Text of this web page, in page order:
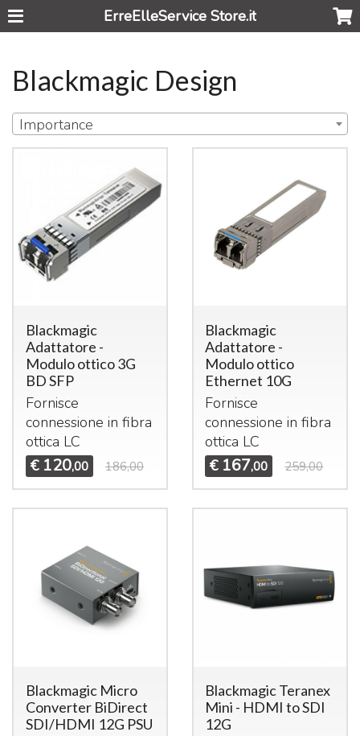
ErreElleService Store.it
Blackmagic Design
Importance
Blackmagic
Adattatore -
Modulo ottico 3G
BD SFP
Fornisce
connessione in fibra
ottica LC
€ 120,00 186,00
Blackmagic
Adattatore -
Modulo ottico
Ethernet 10G
Fornisce
connessione in fibra
ottica LC
€ 167,00 259,00
Blackmagic Micro
Converter BiDirect
SDI/HDMI 12G PSU
Blackmagic Teranex
Mini - HDMI to SDI
12G